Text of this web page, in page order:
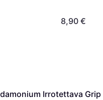
8,90 €
Irrotettava Grip